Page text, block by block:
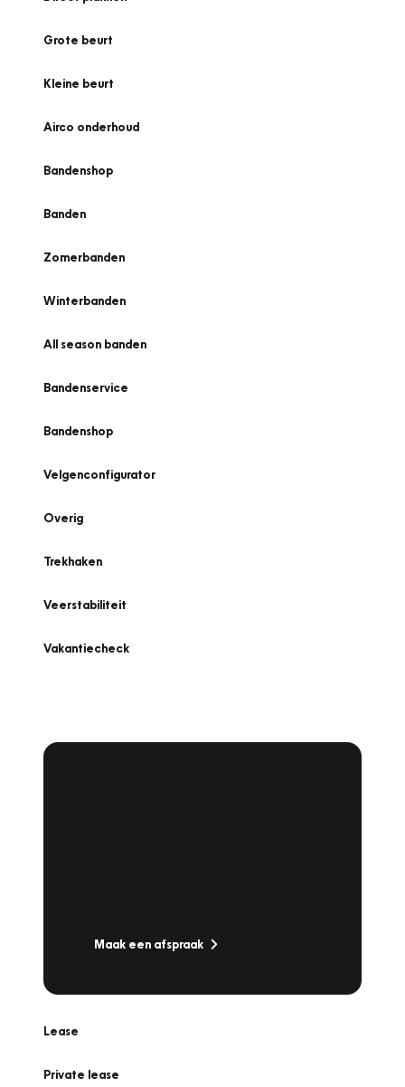
Grote beurt
Kleine beurt
Airco onderhoud
Bandenshop
Banden
Zomerbanden
Winterbanden
All season banden
Bandenservice
Bandenshop
Velgenconfigurator
Overig
Trekhaken
Veerstabiliteit
Vakantiecheck
Maak een afspraak
Lease
Private lease